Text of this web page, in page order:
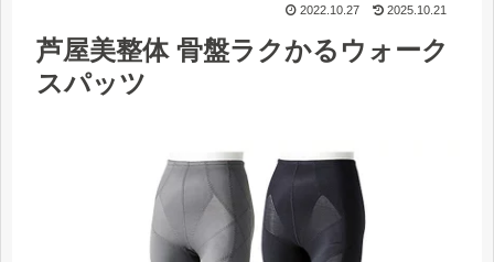
2022.10.27 2025.10.21
芦屋美整体 骨盤ラクかるウォーク
スパッツ